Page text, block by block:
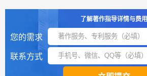
了解著作指导详情与费用
您的需求
联系方式